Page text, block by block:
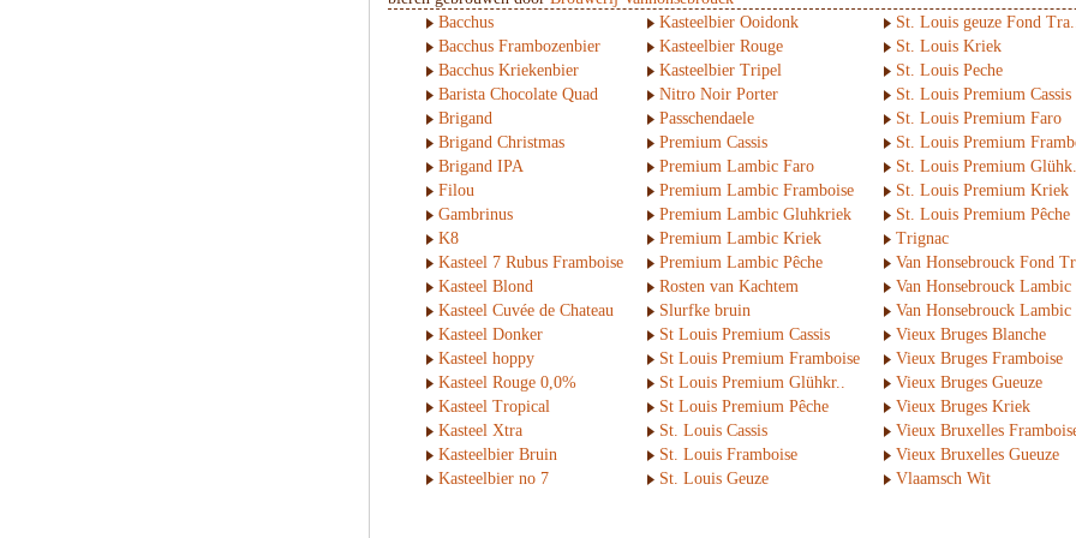
Bacchus
Bacchus Frambozenbier
Bacchus Kriekenbier
Barista Chocolate Quad
Brigand
Brigand Christmas
Brigand IPA
Filou
Gambrinus
K8
Kasteel 7 Rubus Framboise
Kasteel Blond
Kasteel Cuvée de Chateau
Kasteel Donker
Kasteel hoppy
Kasteel Rouge 0,0%
Kasteel Tropical
Kasteel Xtra
Kasteelbier Bruin
Kasteelbier no 7
Kasteelbier Ooidonk
Kasteelbier Rouge
Kasteelbier Tripel
Nitro Noir Porter
Passchendaele
Premium Cassis
Premium Lambic Faro
Premium Lambic Framboise
Premium Lambic Gluhkriek
Premium Lambic Kriek
Premium Lambic Pêche
Rosten van Kachtem
Slurfke bruin
St Louis Premium Cassis
St Louis Premium Framboise
St Louis Premium Glühkr..
St Louis Premium Pêche
St. Louis Cassis
St. Louis Framboise
St. Louis Geuze
St. Louis geuze Fond
St. Louis Kriek
St. Louis Peche
St. Louis Premium Cassis
St. Louis Premium Faro
St. Louis Premium
St. Louis Premium
St. Louis Premium Kriek
St. Louis Premium Pêche
Trignac
Van Honsebrouck Fond
Van Honsebrouck Lambic
Van Honsebrouck Lambic
Vieux Bruges Blanche
Vieux Bruges Framboise
Vieux Bruges Gueuze
Vieux Bruges Kriek
Vieux Bruxelles
Vieux Bruxelles Gueuze
Vlaamsch Wit